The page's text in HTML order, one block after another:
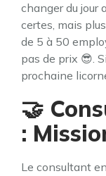
changer du jour
certes, mais
de 5 à 50
pas de prix 😎.
prochaine
🤝
:
Le consultant